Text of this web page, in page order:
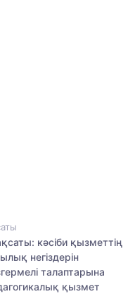
кәсіби қызметтің
негіздерін
талаптарына
қызмет